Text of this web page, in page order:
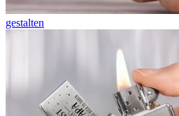
gestalten